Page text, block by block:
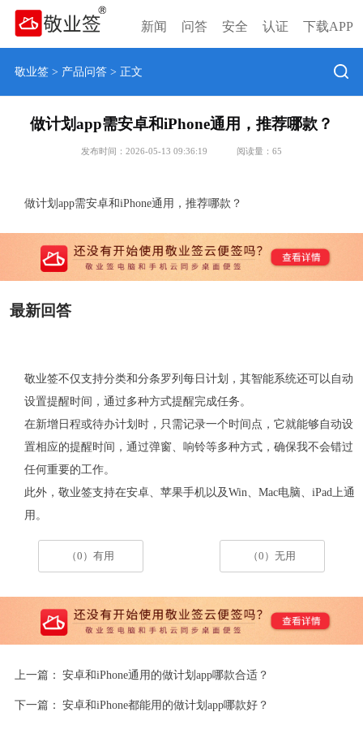
新闻 问答 安全 认证 下载APP
敬业签> 产品问答> 正文
做计划app需安卓和iPhone通用，推荐哪款？
发布时间：2026-05-13 09:36:19 阅读量： 65
做计划app需安卓和iPhone通用，推荐哪款？
最新回答
敬业签不仅支持分类和分条罗列每日计划，其智能系统还可以自动
设置提醒时间，通过多种方式提醒完成任务。
在新增日程或待办计划时，只需记录一个时间点，它就能够自动设
置相应的提醒时间，通过弹窗、响铃等多种方式，确保我不会错过
任何重要的工作。
此外，敬业签支持在安卓、苹果手机以及Win Mac电脑、 iPad 上通
用。
（0）有用 （0）无用
上一篇： 安卓和iPhone通用的做计划app哪款合适？
下一篇： 安卓和iPhone都能用的做计划app哪款好？